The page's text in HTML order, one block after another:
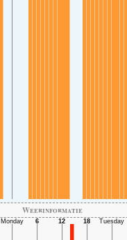
Weerinformatie